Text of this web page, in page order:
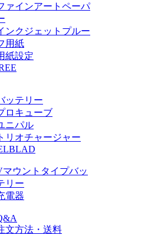
ァインアートペーパ
ンクジェットプルー
用紙
紙設定
ッテリー
ロキューブ
ニパル
トリオチャージャー
マウントタイプバッ
リー
電器
文方法・送料